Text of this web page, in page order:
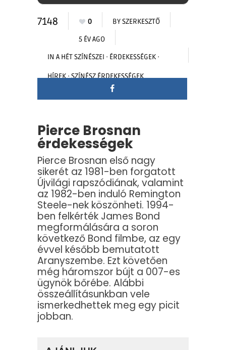
7148 0 BYSZERKESZTŐ
5 ÉV AGO
IN A HÉT SZÍNÉSZEI · ÉRDEKESSÉGEK ·
HÍREK·SZÍNÉSZ ÉRDEKESSÉGEK
Pierce Brosnan
érdekességek
Pierce Brosnan első nagy
sikerét az 1981-ben forgatott
Újvilági rapszódiának, valamint
az 1982-ben induló Remington
Steele-nek köszönheti. 1994-
ben felkérték James Bond
megformálására a soron
következő Bond filmbe, az egy
évvel később bemutatott
Aranyszembe. Ezt követően
még háromszor bújt a 007-es
ügynök bőrébe. Alábbi
összeállításunkban vele
ismerkedhettek meg egy picit
jobban.